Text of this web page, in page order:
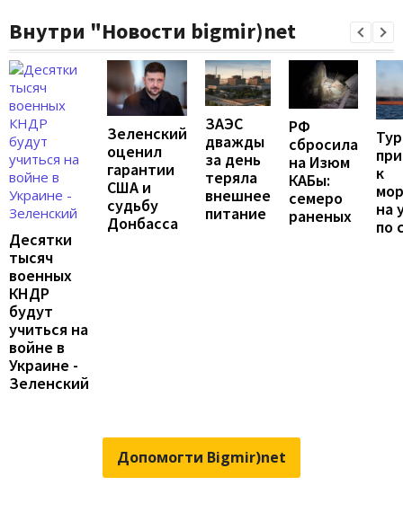
Внутри "Новости bigmir)net
Десятки
тысяч
военных
КНДР
будут
учиться на
войне в
Украине -
Зеленский
Зеленский
оценил
гарантии
США и
судьбу
Донбасса
ЗАЭС
дважды
за день
теряла
внешнее
питание
РФ
сбросила
на Изюм
КАБы:
семеро
раненых
к
на
по
Допомогти Bigmir)net